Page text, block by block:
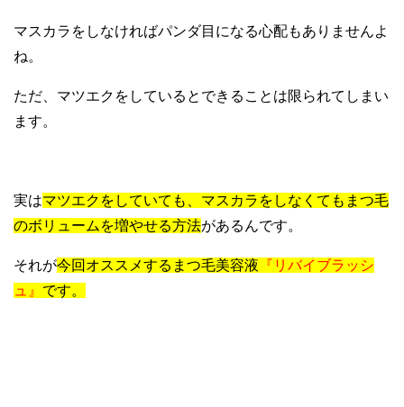
マスカラをしなければパンダ目になる心配もありませんよ
ね。
ただ、マツエクをしているとできることは限られてしまい
ます。
実はマツエクをしていても、マスカラをしなくてもまつ毛
のボリュームを増やせる方法があるんです。
それが今回オススメするまつ毛美容液 『リバイブラッシ
ュ』 です。